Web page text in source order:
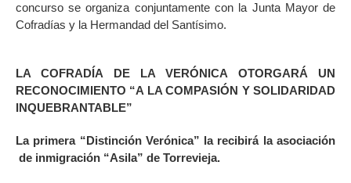
concurso se organiza conjuntamente con la Junta Mayor de
Cofradías y la Hermandad del Santísimo.
LA COFRADÍA DE LA VERÓNICA OTORGARÁ UN
RECONOCIMIENTO “A LA COMPASIÓN Y SOLIDARIDAD
INQUEBRANTABLE”
La primera “Distinción Verónica” la recibirá la asociación
de inmigración “Asila” de Torrevieja.